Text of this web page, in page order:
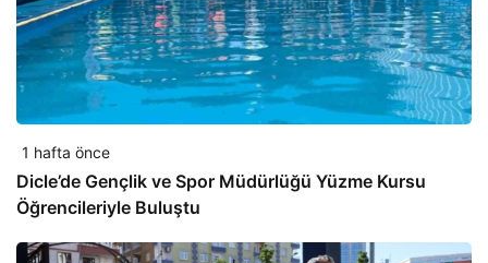
1 hafta önce
Dicle’de Gençlik ve Spor Müdürlüğü Yüzme Kursu
Öğrencileriyle Buluştu